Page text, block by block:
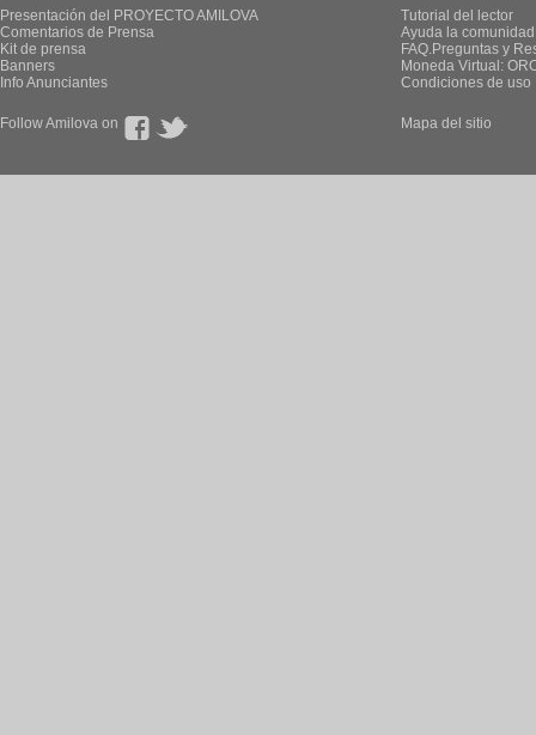
Presentación del PROYECTO AMILOVA
Comentarios de Prensa
Kit de prensa
Banners
Info Anunciantes
Tutorial del lector
Ayuda la
FAQ.Preguntas y
Moneda Virtual:
Condiciones de uso
Follow Amilova on Mapa del sitio